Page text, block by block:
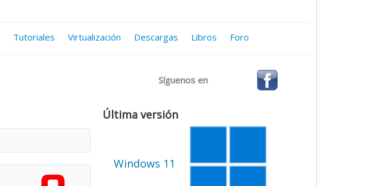
Tutoriales Virtualización Descargas Libros Foro
Síguenos en
Última versión
Windows 11